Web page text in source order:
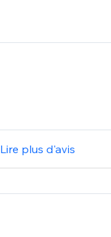
Lire plus d'avis